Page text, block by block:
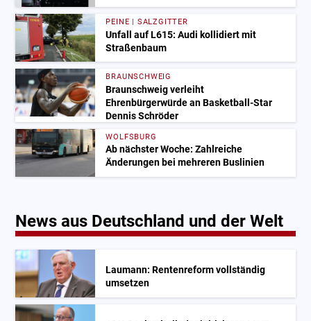
PEINE | SALZGITTER
Unfall auf L615: Audi kollidiert mit
Straßenbaum
BRAUNSCHWEIG
Braunschweig verleiht
Ehrenbürgerwürde an Basketball-Star
Dennis Schröder
WOLFSBURG
Ab nächster Woche: Zahlreiche
Änderungen bei mehreren Buslinien
News aus Deutschland und der Welt
Laumann: Rentenreform vollständig
umsetzen